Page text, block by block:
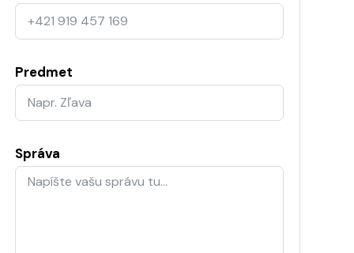
Predmet
Správa